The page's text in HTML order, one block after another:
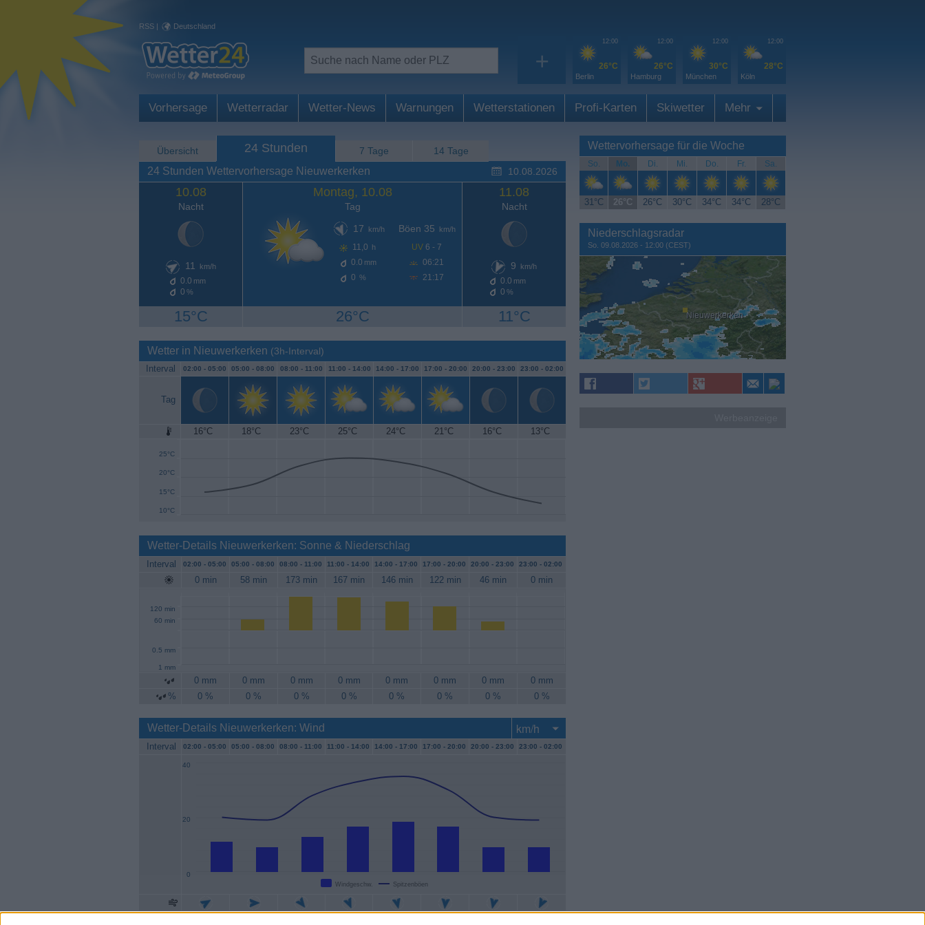
RSS | Deutschland
+
12:00
26°C
Berlin
12:00
26°C
Hamburg
12:00
30°C
München
12:00
28°C
Köln
Vorhersage Wetterradar Wetter-News Warnungen Wetterstationen Profi-Karten Skiwetter Mehr
Übersicht 24 Stunden 7 Tage 14 Tage
24 Stunden Wettervorhersage Nieuwerkerken 10.08.2026
10.08
Nacht
11 km/h
0.0 mm
0 %
15°C
Montag, 10.08
Tag
17
km/h
11,0 h
0.0 mm
0 %
Böen 35 km/h
UV 6 - 7
06:21
21:17
26°C
11.08
Nacht
9 km/h
0.0 mm
0 %
11°C
Wetter in Nieuwerkerken (3h-Interval)
Interval 02:00 - 05:00 05:00 - 08:00 08:00 - 11:00 11:00 - 14:00 14:00 - 17:00 17:00 - 20:00 20:00 - 23:00 23:00 - 02:00
Tag
16°C 18°C 23°C 25°C 24°C 21°C 16°C 13°C
10°C
15°C
20°C
25°C
30°C
Wetter-Details Nieuwerkerken: Sonne & Niederschlag
Interval 02:00 - 05:00 05:00 - 08:00 08:00 - 11:00 11:00 - 14:00 14:00 - 17:00 17:00 - 20:00 20:00 - 23:00 23:00 - 02:00
0 min 58 min 173 min 167 min 146 min 122 min 46 min 0 min
60 min
120 min
0.5 mm
1 mm
0 mm 0 mm 0 mm 0 mm 0 mm 0 mm 0 mm
0 mm
%
0 % 0 % 0 % 0 % 0 % 0 % 0 % 0 %
Wetter-Details Nieuwerkerken: Wind
Interval 02:00 - 05:00 05:00 - 08:00 08:00 - 11:00 11:00 - 14:00 14:00 - 17:00 17:00 - 20:00 20:00 - 23:00 23:00 - 02:00
Windgeschw. Spitzenböen
0
20
40
Wettervorhersage für die Woche
So. Mo. Di. Mi. Do. Fr. Sa.
31°C 26°C 26°C 30°C 34°C 34°C 28°C
Niederschlagsradar
So. 09.08.2026 - 12:00 (CEST)
Nieuwerkerken